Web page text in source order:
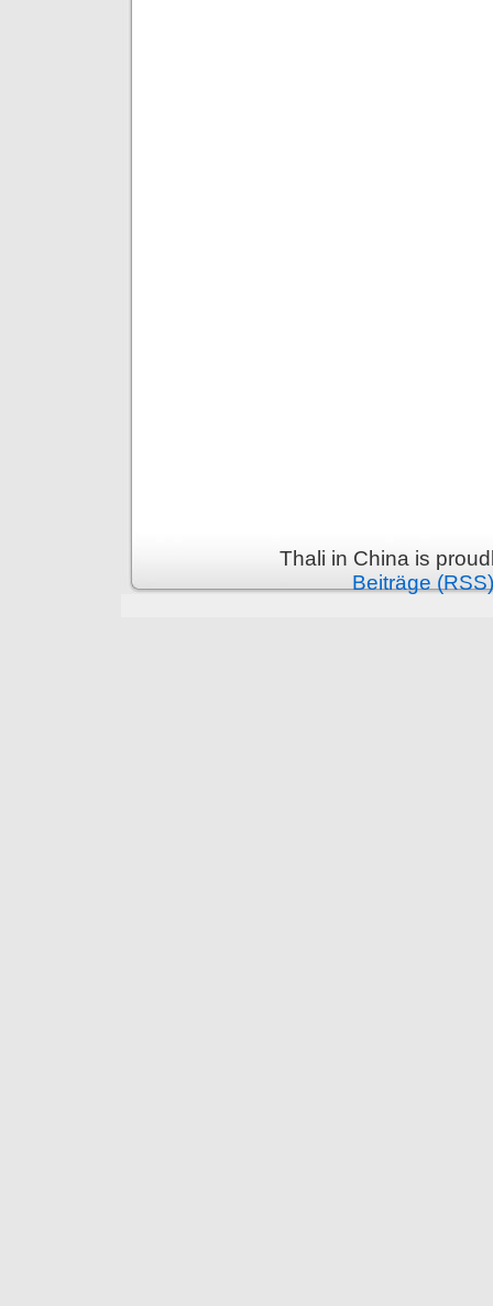
Thali in China is
Beiträge (RSS)